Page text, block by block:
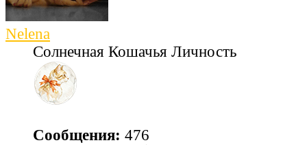
Nelena
Солнечная Кошачья Личность
Сообщения: 476